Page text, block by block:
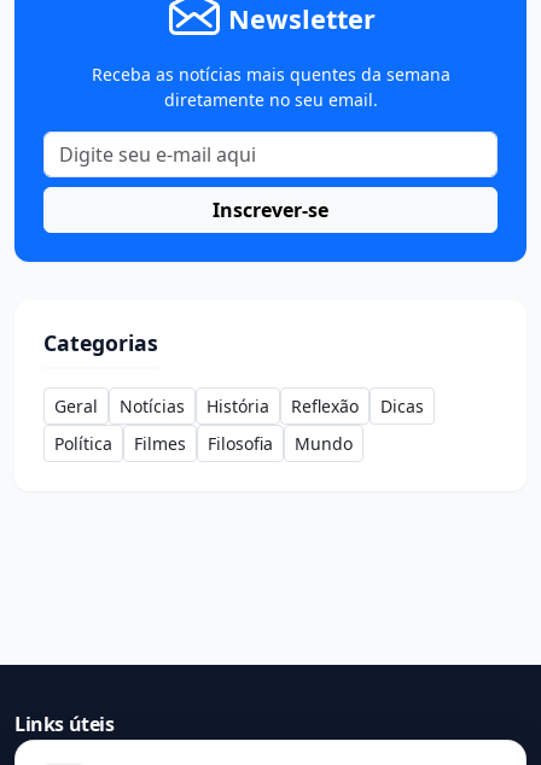
Newsletter
Receba as notícias mais quentes da semana
diretamente no seu email.
Inscrever-se
Categorias
Geral Notícias História Reflexão
Dicas
Política
Filmes Filosofia Mundo
Links úteis